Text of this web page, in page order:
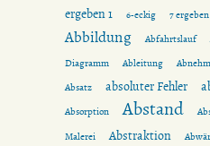
ergeben 1
6-eckig 7 ergeben
Abbildung Abfahrtslauf
Diagramm
Ableitung
Absatz
absoluter Fehler
Absorption Abstand
Malerei
Abstraktion